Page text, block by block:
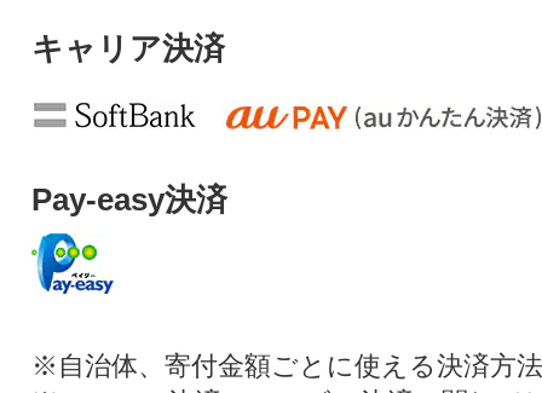
キャリア決済
Pay-easy決済
※自治体、寄付金額ごとに使える決済方